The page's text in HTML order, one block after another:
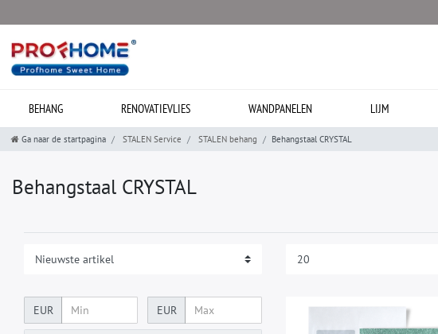
BEHANG RENOVATIEVLIES WANDPANELEN LIJM
Ga naar de startpagina STALEN Service STALEN behang Behangstaal CRYSTAL
Behangstaal CRYSTAL
EUR EUR